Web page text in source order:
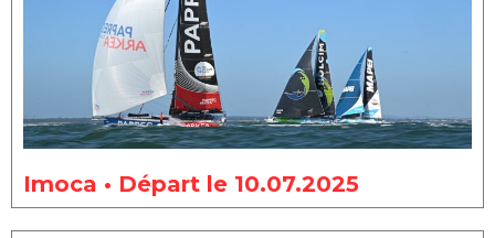
Imoca • Départ le 10.07.2025